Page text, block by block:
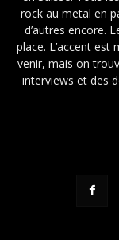
rock au metal en
d’autres encore.
place. L’accent est
venir, mais on
interviews et des